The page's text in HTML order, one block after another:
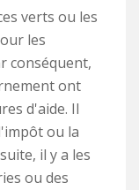
verts ou les
les
conséquent,
ont
d'aide. Il
ou la
il y a les
ou des